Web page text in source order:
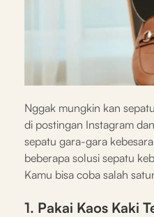
Nggak mungkin kan
di postingan Instagram
sepatu gara-gara
beberapa solusi sepatu
Kamu bisa coba salah
1. Pakai Kaos Kaki